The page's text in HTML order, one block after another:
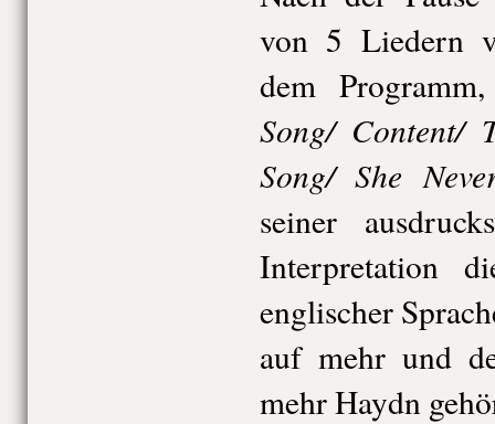
von 5 Liedern
dem
Song/ Content/
Song/ She
seiner
Interpretation
englischer
auf mehr und
mehr Haydn